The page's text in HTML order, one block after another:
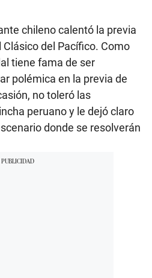
chileno calentó la previa
del Pacífico. Como
tiene fama de ser
polémica en la previa de
no toleró las
peruano y le dejó claro
donde se resolverán